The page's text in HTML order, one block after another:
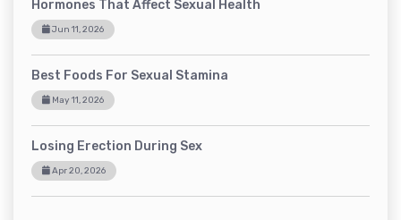
Hormones That Affect Sexual Health
Jun 11, 2026
Best Foods For Sexual Stamina
May 11, 2026
Losing Erection During Sex
Apr 20, 2026